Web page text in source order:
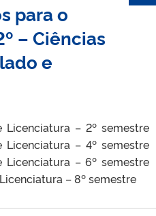
para o
– Ciências
e
Licenciatura – 2º semestre
Licenciatura – 4º semestre
Licenciatura – 6º semestre
– 8º semestre